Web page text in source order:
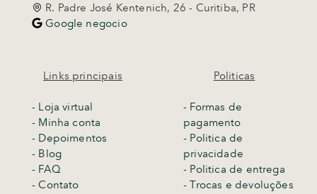
R. Padre José Kentenich, 26 - Curitiba, PR
Google negocio
Links principais
- Loja virtual
- Minha conta
- Depoimentos
- Blog
- FAQ
- Contato
Politicas
- Formas de
pagamento
- Politica de
privacidade
- Politica de entrega
-Trocas e devoluções